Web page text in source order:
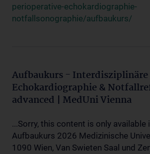
perioperative-echokardiographie-
notfallsonographie/aufbaukurs/
Aufbaukurs -
Echokardiographie &
advanced | MedUni Vienna
...Sorry, this content is only available
Aufbaukurs 2026 Medizinische
1090 Wien, Van Swieten Saal und